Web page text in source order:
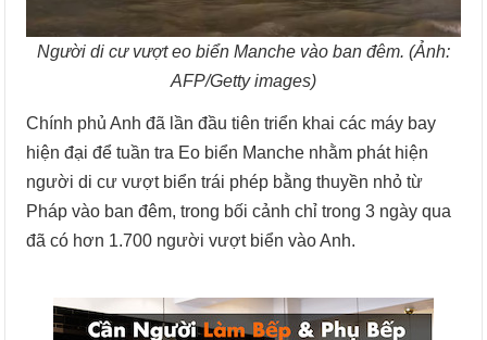
Người di cư vượt eo biển Manche vào ban đêm. (Ảnh:
AFP/Getty images)
Chính phủ Anh đã lần đầu tiên triển khai các máy bay
hiện đại để tuần tra Eo biển Manche nhằm phát hiện
người di cư vượt biển trái phép bằng thuyền nhỏ từ
Pháp vào ban đêm, trong bối cảnh chỉ trong 3 ngày qua
đã có hơn 1.700 người vượt biển vào Anh.